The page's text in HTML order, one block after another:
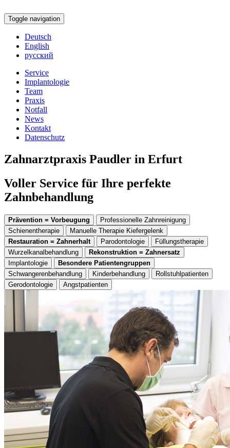
Toggle navigation
Deutsch
English
русский
Service
Implantologie
Team
Praxis
Notfall
News
Kontakt
Datenschutz
Zahnarztpraxis Paudler in Erfurt
Voller Service für Ihre perfekte
Zahnbehandlung
Prävention = Vorbeugung
Professionelle Zahnreinigung
Schienentherapie
Manuelle Therapie Kiefergelenk
Restauration = Zahnerhalt
Parodontologie
Füllungstherapie
Wurzelkanalbehandlung
Rekonstruktion = Zahnersatz
Implantologie
Besondere Patientengruppen
Schwangerenbehandlung
Kinderbehandlung
Rollstuhlpatienten
Gerodontologie
Angstpatienten